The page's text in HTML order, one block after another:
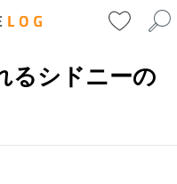
るシドニーの